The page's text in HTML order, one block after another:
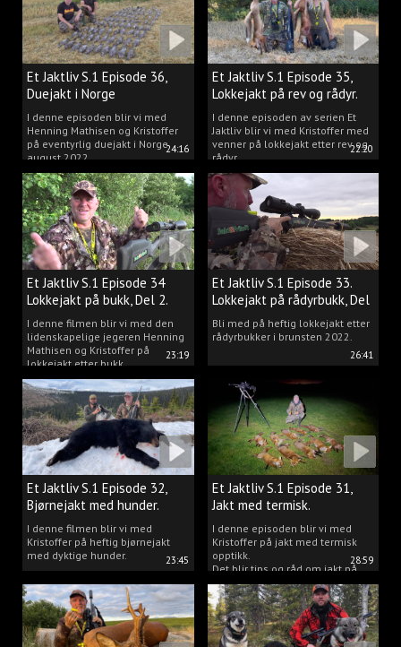
24:16
Et Jaktliv S.1 Episode 36,
Duejakt i Norge
I denne episoden blir vi med
Henning Mathisen og Kristoffer
på eventyrlig duejakt i Norge
august 2022.
22:20
Et Jaktliv S.1 Episode 35,
Lokkejakt på rev og rådyr.
I denne episoden av serien Et
Jaktliv blir vi med Kristoffer med
venner på lokkejakt etter rev og
rådyr.
23:19
Et Jaktliv S.1 Episode 34
Lokkejakt på bukk, Del 2.
I denne filmen blir vi med den
lidenskapelige jegeren Henning
Mathisen og Kristoffer på
lokkejakt etter bukk.
26:41
Et Jaktliv S.1 Episode 33.
Lokkejakt på rådyrbukk, Del
1.
Bli med på heftig lokkejakt etter
rådyrbukker i brunsten 2022.
23:45
Et Jaktliv S.1 Episode 32,
Bjørnejakt med hunder.
I denne filmen blir vi med
Kristoffer på heftig bjørnejakt
med dyktige hunder.
28:59
Et Jaktliv S.1 Episode 31,
Jakt med termisk.
I denne episoden blir vi med
Kristoffer på jakt med termisk
opptikk.
Det blir tips og råd om jakt på
både rev, villsvin og hjort og
masse jakt.